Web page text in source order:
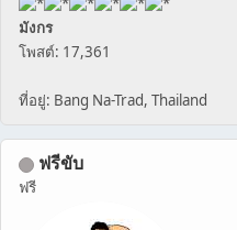
มังกร
โพสต์: 17,361
ที่อยู่: Bang Na-Trad, Thailand
ฟรีขับ
ฟรี